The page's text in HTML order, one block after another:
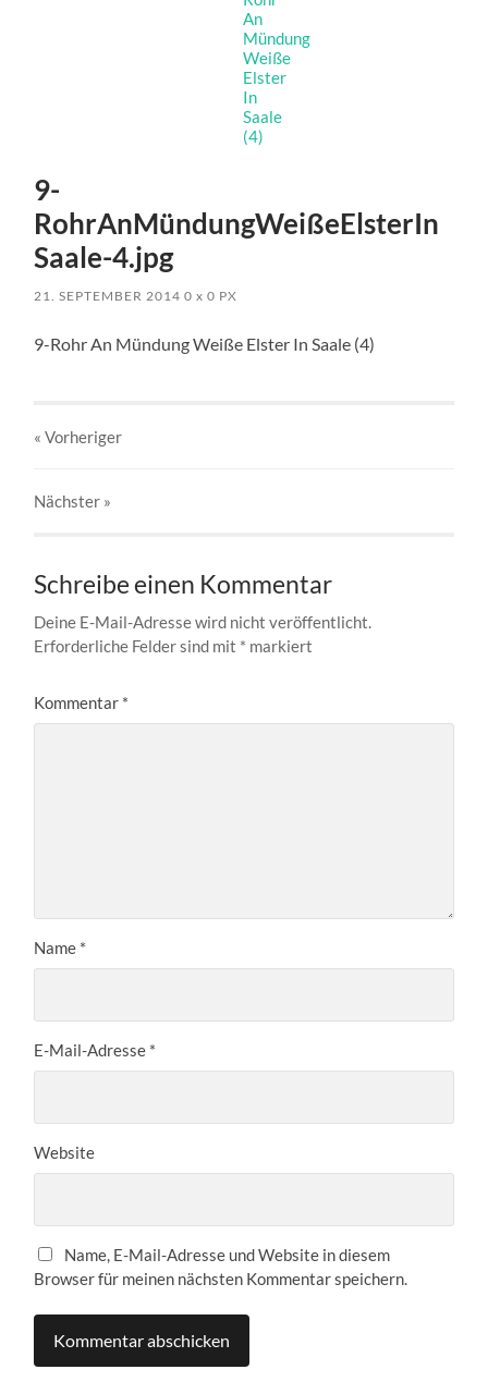
9-
RohrAnMündungWeißeElsterIn
Saale-4.jpg
21. SEPTEMBER 2014 0x 0 PX
9-Rohr An Mündung Weiße Elster In Saale (4)
« Vorheriger
Nächster »
Schreibe einen Kommentar
Deine E-Mail-Adresse wird nicht veröffentlicht.
Erforderliche Felder sind mit * markiert
Kommentar *
Name *
E-Mail-Adresse *
Website
Name, E-Mail-Adresse und Website in diesem
Browser für meinen nächsten Kommentar speichern.